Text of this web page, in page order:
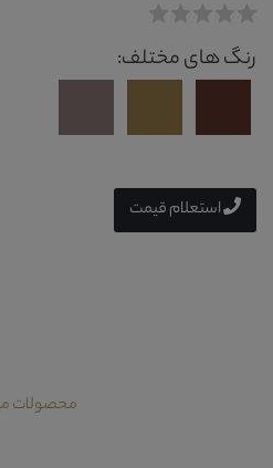
رنگ های مختلف:
استعلام قیمت
محصولات